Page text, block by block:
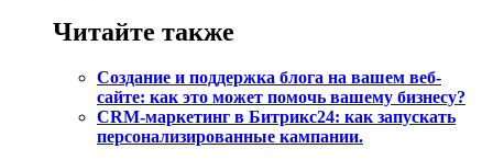
Читайте также
Создание и поддержка блога на вашем веб-
сайте: как это может помочь вашему бизнесу?
CRM-маркетинг в Битрикс24: как запускать
персонализированные кампании.